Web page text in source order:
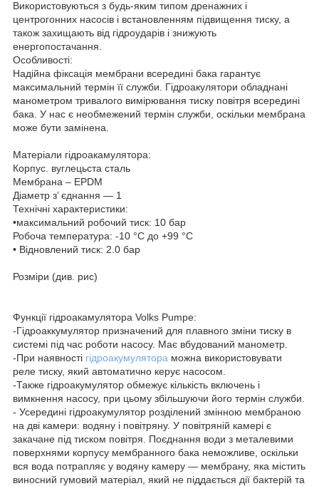
Використовуються з будь-яким типом дренажних і
центрогонних насосів і встановленням підвищення тиску, а
також захищають від гідроударів і знижують
енергопостачання.
Особливості:
Надійна фіксація мембрани всередині бака гарантує
максимальний термін її служби. Гідроакулятори обладнані
манометром тривалого вимірювання тиску повітря всередині
бака. У нас є необмежений термін служби, оскільки мембрана
може бути замінена.
Матеріали гідроакамулятора:
Корпус. вуглецьста сталь
Мембрана – EPDM
Діаметр з’ єднання — 1
Технічні характеристики:
•максимальний робочий тиск: 10 бар
Робоча температура: -10 °С до +99 °С
• Відновлений тиск: 2.0 бар
Розміри (див. рис)
Функції гідроакамулятора Volks Pumpe:
-Гідроаккумулятор призначений для плавного зміни тиску в
системі під час роботи насосу. Має вбудований манометр.
-При наявності гідроакумулятора можна використовувати
реле тиску, який автоматично керує насосом.
-Также гідроакумулятор обмежує кількість включень і
вимкнення насосу, при цьому збільшуючи його термін служби.
- Усередині гідроакумулятор розділений змінною мембраною
на дві камери: водяну і повітряну. У повітряній камері є
закачане під тиском повітря. Поєднання води з металевими
поверхнями корпусу мембранного бака неможливе, оскільки
вся вода потрапляє у водяну камеру — мембрану, яка містить
виносний гумовий матеріал, який не піддається дії бактерій та